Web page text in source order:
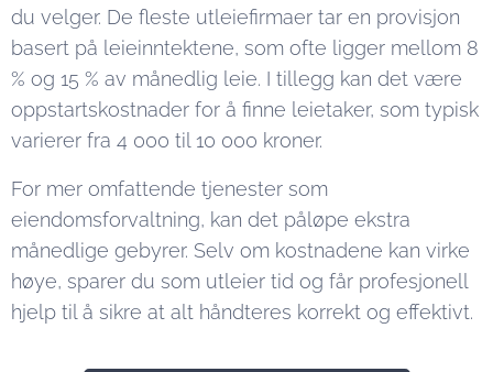
du velger. De fleste utleiefirmaer tar en provisjon
basert på leieinntektene, som ofte ligger mellom 8
% og 15 % av månedlig leie. I tillegg kan det være
oppstartskostnader for å finne leietaker, som typisk
varierer fra 4 000 til 10 000 kroner.
For mer omfattende tjenester som
eiendomsforvaltning, kan det påløpe ekstra
månedlige gebyrer. Selv om kostnadene kan virke
høye, sparer du som utleier tid og får profesjonell
hjelp til å sikre at alt håndteres korrekt og effektivt.